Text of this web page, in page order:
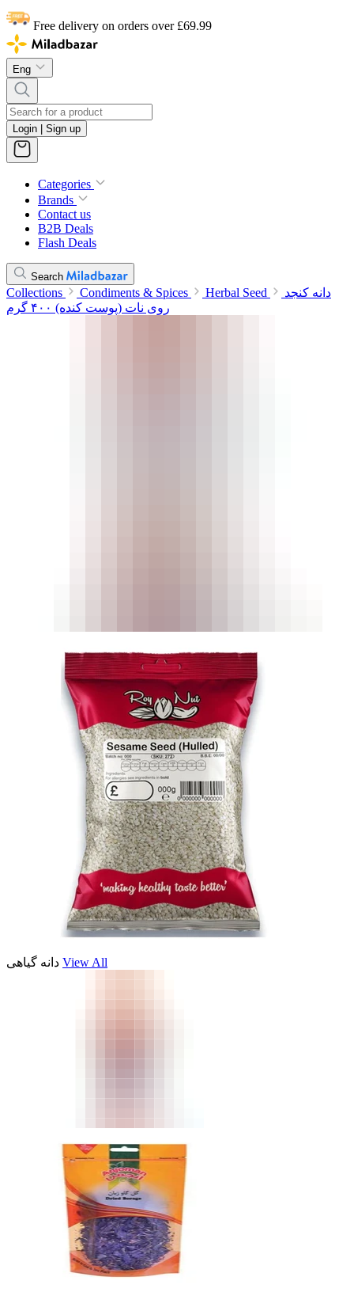
Free delivery on orders over £69.99
Eng
Login | Sign up
Categories
Brands
Contact us
B2B Deals
Flash Deals
Search
Collections Condiments & Spices Herbal Seed
دانه کنجد
روی نات (پوست کنده) ۴۰۰ گرم
دانه گیاهی View All